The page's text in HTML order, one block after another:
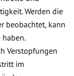
Werden die
beobachtet, kann
Verstopfungen
im